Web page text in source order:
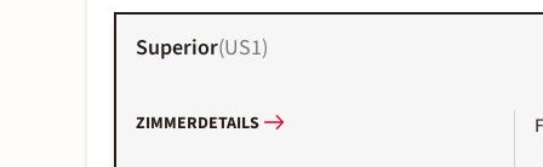
Superior(US1)
ZIMMERDETAILS